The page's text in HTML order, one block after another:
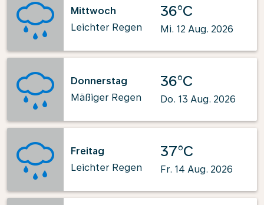
Mittwoch
Leichter Regen
36°C
Mi. 12 Aug. 2026
Donnerstag
Mäßiger Regen
36°C
Do. 13 Aug. 2026
Freitag
Leichter Regen
37°C
Fr. 14 Aug. 2026